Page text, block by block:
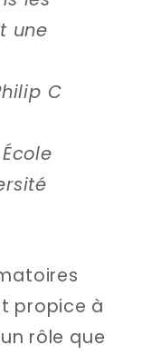
une
C
propice à
rôle que